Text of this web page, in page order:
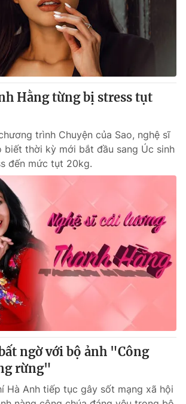
Hằng từng bị stress tụt
trình Chuyện của Sao, nghệ sĩ
biết thời kỳ mới bắt đầu sang Úc sinh
đến mức tụt 20kg.
ngờ với bộ ảnh "Công
rừng"
Hà Anh tiếp tục gây sốt mạng xã hội